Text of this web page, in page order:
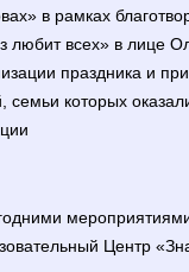
в рамках
любит всех» в лице
праздника и
семьи которых
Центр